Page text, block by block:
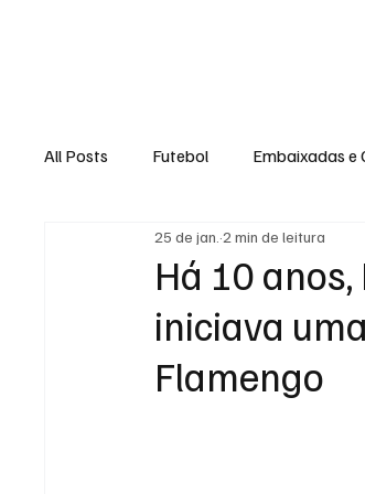
All Posts Futebol Embaixadas e
Há 10
iniciava
Flamengo
25 de jan. 2 min de leitura